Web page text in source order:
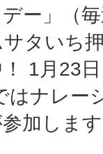
デー」（
タいち
1月23
はナレー
参加しま